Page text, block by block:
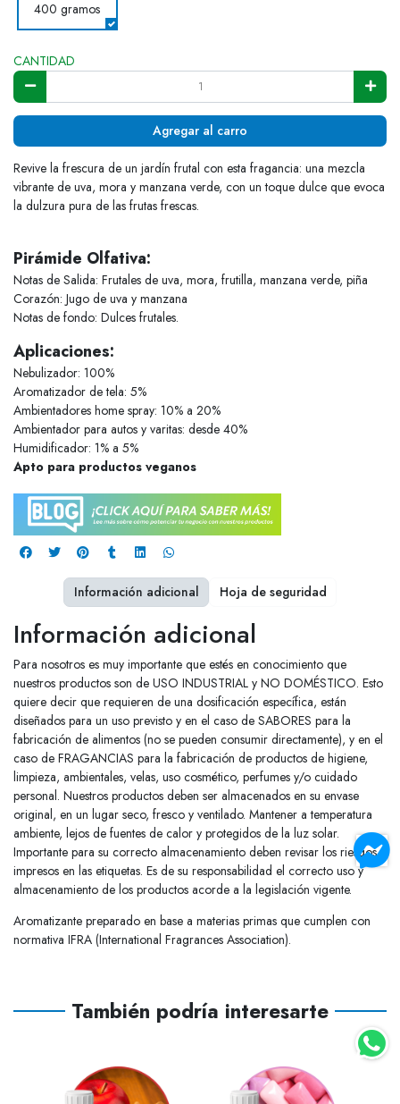
400 gramos
CANTIDAD
Agregar al carro
Revive la frescura de un jardín frutal con esta fragancia: una mezcla
vibrante de uva, mora y manzana verde, con un toque dulce que evoca
la dulzura pura de las frutas frescas.
Pirámide Olfativa:
Notas de Salida: Frutales de uva, mora, frutilla, manzana verde, piña
Corazón: Jugo de uva y manzana
Notas de fondo: Dulces frutales.
Aplicaciones:
Nebulizador: 100%
Aromatizador de tela: 5%
Ambientadores home spray: 10% a 20%
Ambientador para autos y varitas: desde 40%
Humidificador: 1% a 5%
Apto para productos veganos
Información adicional
Para nosotros es muy importante que estés en conocimiento que
nuestros productos son de USO INDUSTRIAL y NO DOMÉSTICO. Esto
quiere decir que requieren de una dosificación específica, están
diseñados para un uso previsto y en el caso de SABORES para la
fabricación de alimentos (no se pueden consumir directamente), y en el
caso de FRAGANCIAS para la fabricación de productos de higiene,
limpieza, ambientales, velas, uso cosmético, perfumes y/o cuidado
personal. Nuestros productos deben ser almacenados en su envase
original, en un lugar seco, fresco y ventilado. Mantener a temperatura
ambiente, lejos de fuentes de calor y protegidos de la luz solar.
Importante para su correcto almacenamiento deben revisar los riesgos
impresos en las etiquetas. Es de su responsabilidad el correcto uso y
almacenamiento de los productos acorde a la legislación vigente.
Aromatizante preparado en base a materias primas que cumplen con
normativa IFRA (International Fragrances Association).
Información adicional Hoja de seguridad
También podría interesarte